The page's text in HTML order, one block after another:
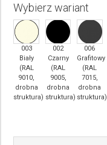
Wybierz wariant
003
Biały
(RAL
9010,
drobna
struktura)
002
Czarny
(RAL
9005,
drobna
struktura)
006
Grafitowy
(RAL
7015,
drobna
struktura)